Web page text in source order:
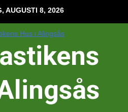
AUGUSTI 8, 2026